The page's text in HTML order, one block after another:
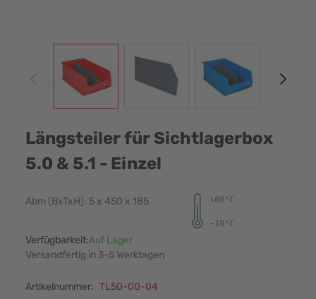
Längsteiler für Sichtlagerbox
5.0 & 5.1 - Einzel
Abm (BxTxH): 5 x 450 x 185
Verfügbarkeit:Auf Lager
Versandfertig in 3-5 Werktagen
Artikelnummer: TL50-00-04